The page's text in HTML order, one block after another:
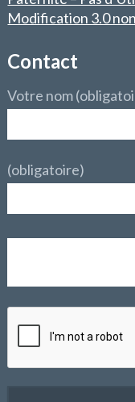
Modification 3.0
Contact
Votre nom
(obligatoire)